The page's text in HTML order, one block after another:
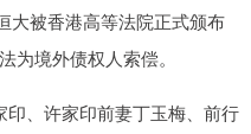
被香港高等法院正式颁布
为境外债权人索偿。
、许家印前妻丁玉梅、前行